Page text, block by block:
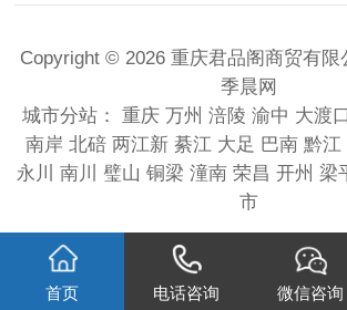
Copyright © 2026 重庆君品阁商贸有限
季晨网
城市分站： 重庆 万州 涪陵 渝中 大渡口
南岸 北碚 两江新 綦江 大足 巴南 黔江
永川
南川 璧山 铜梁 潼南 荣昌 开州 梁
市
首页 电话咨询 微信咨询